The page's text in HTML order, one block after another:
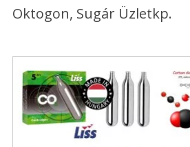
Oktogon, Sugár Üzletkp.